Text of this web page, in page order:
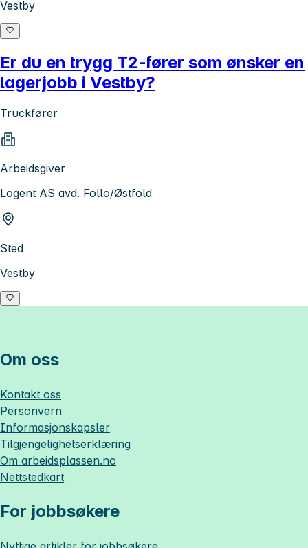
Vestby
Er du en trygg T2-fører som ønsker en
lagerjobb i Vestby?
Truckfører
Arbeidsgiver
Logent AS avd. Follo/Østfold
Sted
Vestby
Om oss
Kontakt oss
Personvern
Informasjonskapsler
Tilgjengelighetserklæring
Om arbeidsplassen.no
Nettstedkart
For jobbsøkere